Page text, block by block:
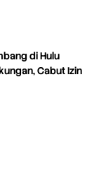
di Hulu
Cabut Izin